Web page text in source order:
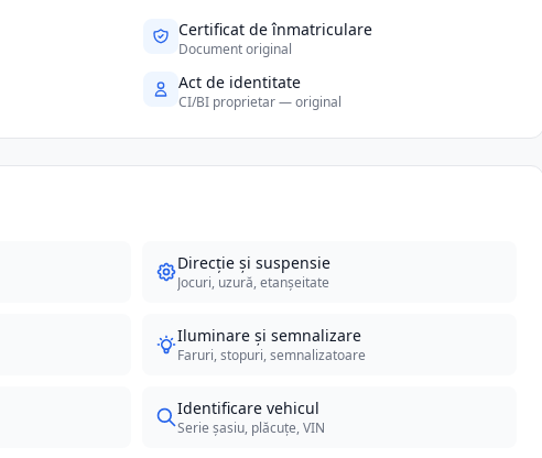
Certificat de înmatriculare
Document original
Act de identitate
CI/BI proprietar — original
Direcție și suspensie
Jocuri, uzură, etanșeitate
Iluminare și semnalizare
Faruri, stopuri, semnalizatoare
Identificare vehicul
Serie șasiu, plăcuțe, VIN